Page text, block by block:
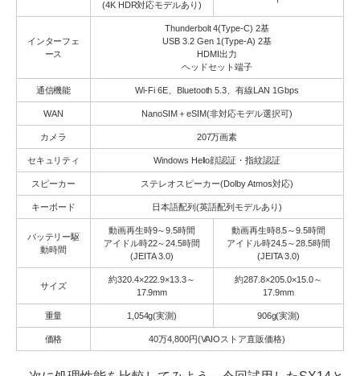
(4K HDR対応モデルあり)
インターフェ
ース
Thunderbolt 4(Type-C) 2基
USB 3.2 Gen 1(Type-A) 2基
HDMI出力
ヘッドセット端子
通信機能 Wi-Fi 6E、Bluetooth 5.3、有線LAN 1Gbps
WAN NanoSIM＋eSIM(非対応モデル選択可)
カメラ 207万画素
セキュリティ Windows Hello顔認証・指紋認証
スピーカー ステレオスピーカー(Dolby Atmos対応)
キーボード 日本語配列(英語配列モデルあり)
バッテリー駆
動時間
動画再生時9～9.5時間
アイドル時22～24.5時間
(JEITA 3.0)
動画再生時8.5～9.5時間
アイドル時24.5～28.5時間
(JEITA 3.0)
サイズ
約320.4×222.9×13.3～
17.9mm
約287.8×205.0×15.0～
17.9mm
重量 1,054g(実測) 906g(実測)
価格 40万4,800円(VAIOストア直販価格)